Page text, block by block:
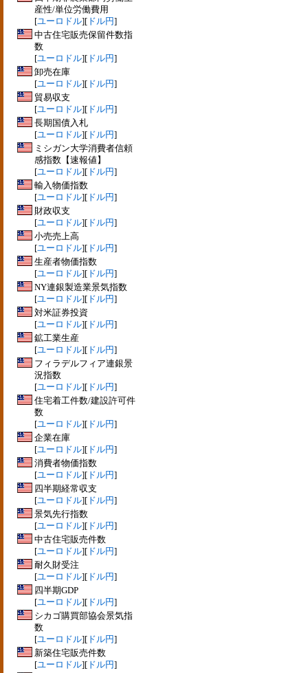
産性/単位労働費用
[ユーロドル][ ドル円]
中古住宅販売保留件数指
数
[ユーロドル][ ドル円]
卸売在庫
[ユーロドル][ ドル円]
貿易収支
[ユーロドル][ ドル円]
長期国債入札
[ユーロドル][ ドル円]
ミシガン大学消費者信頼
感指数【速報値】
[ユーロドル][ ドル円]
輸入物価指数
[ユーロドル][ ドル円]
財政収支
[ユーロドル][ ドル円]
小売売上高
[ユーロドル][ ドル円]
生産者物価指数
[ユーロドル][ ドル円]
NY連銀製造業景気指数
[ユーロドル][ ドル円]
対米証券投資
[ユーロドル][ ドル円]
鉱工業生産
[ユーロドル][ ドル円]
フィラデルフィア連銀景
況指数
[ユーロドル][ ドル円]
住宅着工件数/建設許可件
数
[ユーロドル][ ドル円]
企業在庫
[ユーロドル][ ドル円]
消費者物価指数
[ユーロドル][ ドル円]
四半期経常収支
[ユーロドル][ ドル円]
景気先行指数
[ユーロドル][ ドル円]
中古住宅販売件数
[ユーロドル][ ドル円]
耐久財受注
[ユーロドル][ ドル円]
四半期GDP
[ユーロドル][ ドル円]
シカゴ購買部協会景気指
数
[ユーロドル][ ドル円]
新築住宅販売件数
[ユーロドル][ ドル円]